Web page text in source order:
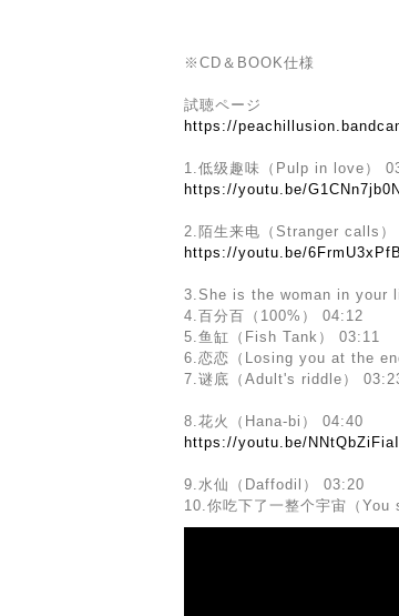
※CD＆BOOK仕様
試聴ページ
https://
1.低级趣味（Pulp in love）
https://youtu.be/
2.陌生来电（Stranger calls
https://youtu.be/
3.She is the woman in your
4.百分百（100%） 04:12
5.鱼缸（Fish Tank） 03:11
6.恋恋（Losing you at the
7.谜底（Adult's riddle）
8.花火（Hana-bi） 04:40
https://youtu.be/NNtQbZiFiaI
9.水仙（Daffodil） 03:20
10.你吃下了一整个宇宙（